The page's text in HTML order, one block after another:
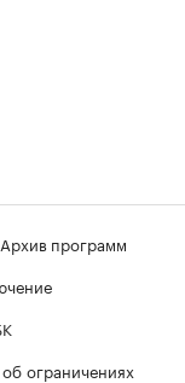
Архив программ
ограничениях